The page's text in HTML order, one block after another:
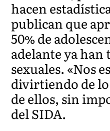
hacen
publican que
50% de
adelante ya
sexuales. «Nos
divirtiendo de
de ellos, sin
del SIDA.